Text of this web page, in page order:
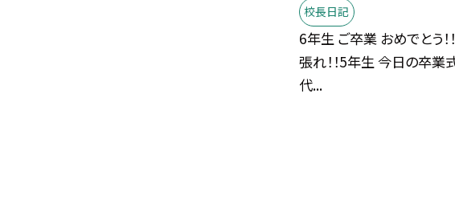
校長日記
6年生 ご卒業 おめでとう！
張れ！！5年生 今日の卒業
代...